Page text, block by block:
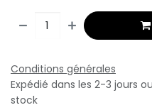
Conditions générales
Expédié dans les 2-3 jours
stock